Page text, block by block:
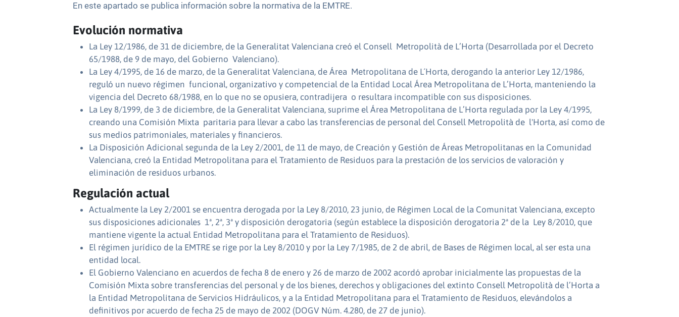
En este apartado se publica información sobre la normativa de la EMTRE.
Evolución normativa
La Ley 12/1986, de 31 de diciembre, de la Generalitat Valenciana creó el Consell Metropolità de L’Horta (Desarrollada por el Decreto
65/1988, de 9 de mayo, del Gobierno Valenciano).
La Ley 4/1995, de 16 de marzo, de la Generalitat Valenciana, de Área Metropolitana de L´Horta, derogando la anterior Ley 12/1986,
reguló un nuevo régimen funcional, organizativo y competencial de la Entidad Local Área Metropolitana de L’Horta, manteniendo la
vigencia del Decreto 68/1988, en lo que no se opusiera, contradijera o resultara incompatible con sus disposiciones.
La Ley 8/1999, de 3 de diciembre, de la Generalitat Valenciana, suprime el Área Metropolitana de L’Horta regulada por la Ley 4/1995,
creando una Comisión Mixta paritaria para llevar a cabo las transferencias de personal del Consell Metropolità de l'Horta, así como de
sus medios patrimoniales, materiales y financieros.
La Disposición Adicional segunda de la Ley 2/2001, de 11 de mayo, de Creación y Gestión de Áreas Metropolitanas en la Comunidad
Valenciana, creó la Entidad Metropolitana para el Tratamiento de Residuos para la prestación de los servicios de valoración y
eliminación de residuos urbanos.
Regulación actual
Actualmente la Ley 2/2001 se encuentra derogada por la Ley 8/2010, 23 junio, de Régimen Local de la Comunitat Valenciana, excepto
sus disposiciones adicionales 1ª, 2ª, 3ª y disposición derogatoria (según establece la disposición derogatoria 2ª de la Ley 8/2010, que
mantiene vigente la actual Entidad Metropolitana para el Tratamiento de Residuos).
El régimen jurídico de la EMTRE se rige por la Ley 8/2010 y por la Ley 7/1985, de 2 de abril, de Bases de Régimen local, al ser esta una
entidad local.
El Gobierno Valenciano en acuerdos de fecha 8 de enero y 26 de marzo de 2002 acordó aprobar inicialmente las propuestas de la
Comisión Mixta sobre transferencias del personal y de los bienes, derechos y obligaciones del extinto Consell Metropolità de l’Horta a
la Entidad Metropolitana de Servicios Hidráulicos, y a la Entidad Metropolitana para el Tratamiento de Residuos, elevándolos a
definitivos por acuerdo de fecha 25 de mayo de 2002 (DOGV Núm. 4.280, de 27 de junio).